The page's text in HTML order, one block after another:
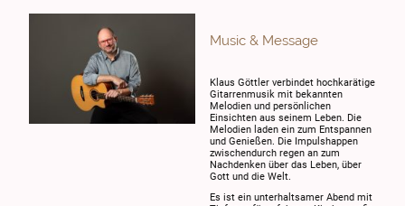
Music & Message
Klaus Göttler verbindet hochkarätige
Gitarrenmusik mit bekannten
Melodien und persönlichen
Einsichten aus seinem Leben. Die
Melodien laden ein zum Entspannen
und Genießen. Die Impulshappen
zwischendurch regen an zum
Nachdenken über das Leben, über
Gott und die Welt.
Es ist ein unterhaltsamer Abend mit